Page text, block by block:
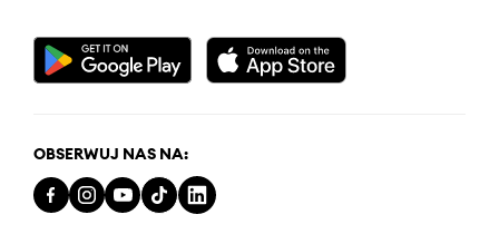
OBSERWUJ NAS NA: